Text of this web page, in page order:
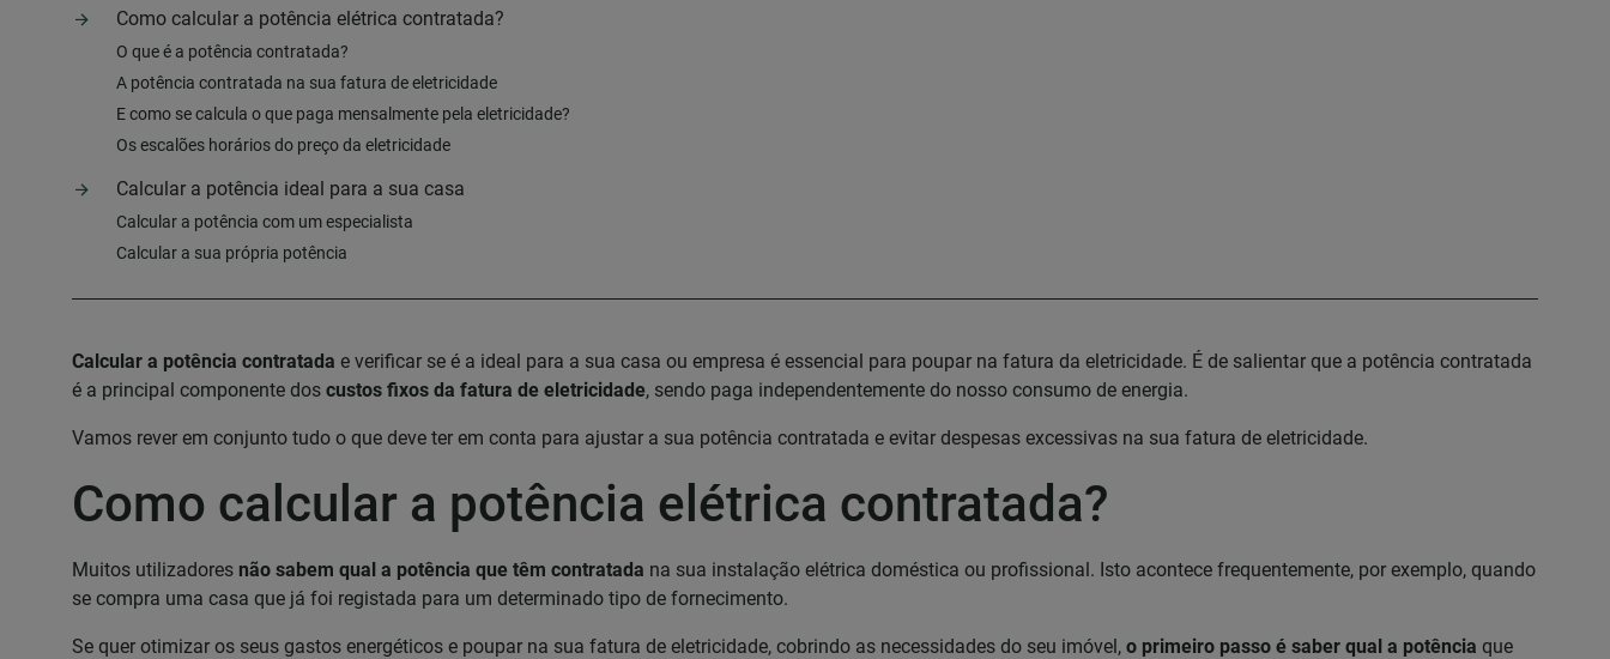
Como calcular a potência elétrica contratada?
O que é a potência contratada?
A potência contratada na sua fatura de eletricidade
E como se calcula o que paga mensalmente pela eletricidade?
Os escalões horários do preço da eletricidade
Calcular a potência ideal para a sua casa
Calcular a potência com um especialista
Calcular a sua própria potência
Calcular a potência contratada e verificar se é a ideal para a sua casa ou empresa é essencial para poupar na fatura da eletricidade. É de salientar que a potência contratada
é a principal componente dos custos fixos da fatura de eletricidade, sendo paga independentemente do nosso consumo de energia.
Vamos rever em conjunto tudo o que deve ter em conta para ajustar a sua potência contratada e evitar despesas excessivas na sua fatura de eletricidade.
Como calcular a potência elétrica contratada?
Muitos utilizadores não sabem qual a potência que têm contratada na sua instalação elétrica doméstica ou profissional. Isto acontece frequentemente, por exemplo, quando
se compra uma casa que já foi registada para um determinado tipo de fornecimento.
Se quer otimizar os seus gastos energéticos e poupar na sua fatura de eletricidade, cobrindo as necessidades do seu imóvel, o primeiro passo é saber qual a potência que